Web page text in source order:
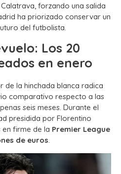
forzando una salida
ha priorizado conservar un
del futbolista.
Los 20
en enero
de la hinchada blanca radica
comparativo respecto a las
seis meses. Durante el
presidida por Florentino
firme de la Premier League
de euros